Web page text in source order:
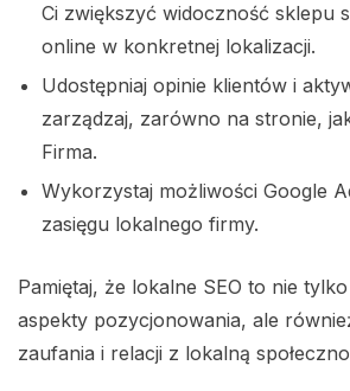
Ci zwiększyć widoczność sklepu
online w konkretnej lokalizacji.
Udostępniaj opinie klientów i
zarządzaj, zarówno na stronie,
Firma.
Wykorzystaj możliwości Google
zasięgu lokalnego firmy.
Pamiętaj, że lokalne SEO to nie
aspekty pozycjonowania, ale
zaufania i relacji z lokalną